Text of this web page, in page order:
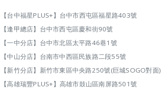
【台中福星PLUS+】台中市西屯區福星路403號
【逢甲總店】台中市西屯區慶和街90號
【一中分店】台中市北區太平路46巷1號
【中山分店】台南市中西區民族路二段55號
【新竹分店】新竹市東區中央路250號(巨城SOGO對面)
【高雄瑞豐PLUS+】高雄市鼓山區南屏路501號